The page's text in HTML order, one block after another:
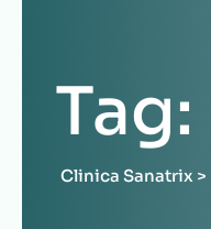
Clinica Sanatrix >